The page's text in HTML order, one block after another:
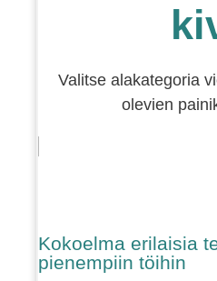
Valitse alakategoria
olevien
Kokoelma erilaisia
pienempiin töihin